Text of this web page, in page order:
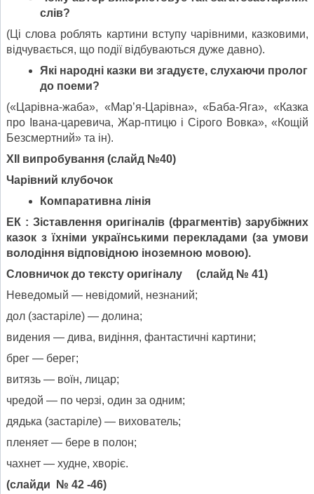
слів?
(Ці слова роблять картини вступу чарівними, казковими,
відчувається, що події відбуваються дуже давно).
Які народні казки ви згадуєте, слухаючи пролог
до поеми?
(«Царівна-жаба», «Мар’я-Царівна», «Баба-Яга», «Казка
про Івана-царевича, Жар-птицю і Сірого Вовка», «Кощій
Безсмертний» та ін).
Х
випробування (слайд №40)
Чарівний клубочок
Компаративна лінія
ЕК : Зіставлення оригіналів (фрагментів) зарубіжних
казок з їхніми українськими перекладами (за умови
володіння відповідною іноземною мовою).
Словничок до тексту оригіналу (слайд № 41)
Неведомый — невідомий, незнаний;
дол (застаріле) — долина;
видения — дива, видіння, фантастичні картини;
брег — берег;
витязь — воїн, лицар;
чредой — по черзі, один за одним;
дядька (застаріле) — вихователь;
пленяет — бере в полон;
чахнет — худне, хворіє.
(слайди № 42 -46)